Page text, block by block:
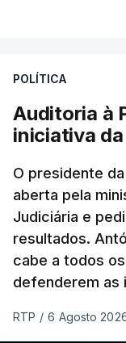
apreendido
POLÍTICA
Auditoria à
iniciativa
O presidente
aberta pela
Judiciária e
resultados.
cabe a todos
defenderem as
RTP / 6 Agosto